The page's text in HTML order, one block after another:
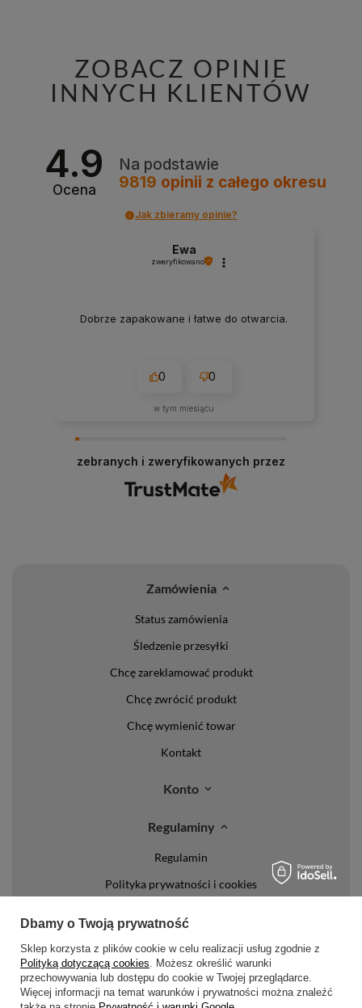
ZOBACZ OPINIE
INNYCH KLIENTÓW
4.9
Ocena
Na podstawie
9819 opinii z całego okresu
Jak zbieramy opinie?
Ewa
zweryfikowano
Dobrze zapakowane i łatwe do otwarcia.
0 0
w tym miesiącu
zebranych i zweryfikowanych przez
Zamówienia
Status zamówienia
Śledzenie przesyłki
Chcę zareklamować produkt
Chcę zwrócić produkt
Chcę wymienić towar
Kontakt
Konto
Regulaminy
Regulamin
Polityka prywatności i cookies
Formy dostawy
Media społecznościowe
Dbamy o Twoją prywatność
Sklep korzysta z plików cookie w celu realizacji usług zgodnie z
Polityką dotyczącą cookies. Możesz określić warunki
przechowywania lub dostępu do cookie w Twojej przeglądarce.
Więcej informacji na temat warunków i prywatności można znaleźć